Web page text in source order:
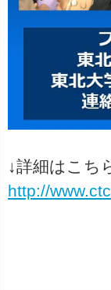
↓詳細はこち
http://